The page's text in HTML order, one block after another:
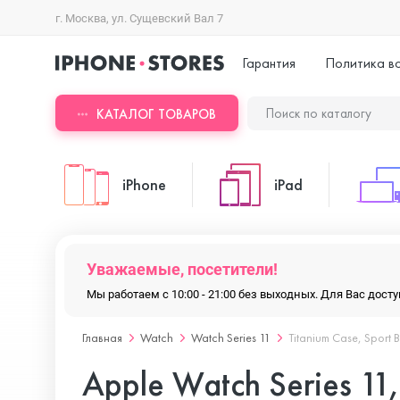
г. Москва, ул. Сущевский Вал 7
Гарантия Политика
КАТАЛОГ ТОВАРОВ
iPhone
iPhone 17 Pro
iPad
iPad Air
Уважаемые, посетители!
Мы работаем с 10:00 - 21:00 без выходных. Для Вас
Главная Watch Watch Series 11 Titanium Case, Sport
Apple Watch Series